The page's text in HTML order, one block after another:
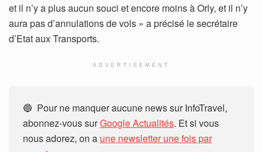
et il n’y a plus aucun souci et encore moins à Orly, et il n’y
aura pas d’annulations de vols » a précisé le secrétaire
d’Etat aux Transports.
ADVERTISEMENT
🔵 Pour ne manquer aucune news sur InfoTravel,
abonnez-vous surGoogle Actualités. Et si vous
nous adorez, on a une newsletter une fois par